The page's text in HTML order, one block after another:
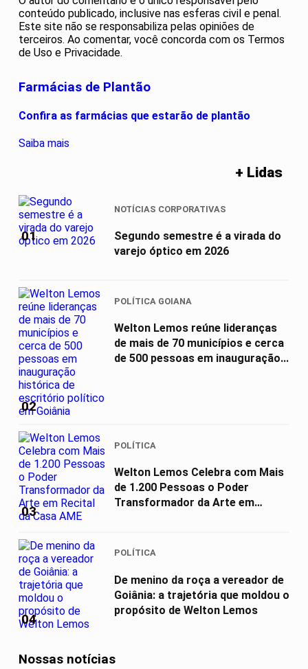
conteúdo publicado, inclusive nas esferas civil e penal.
Este site não se responsabiliza pelas opiniões de
terceiros. Ao comentar, você concorda com os Termos
de Uso e Privacidade.
Farmácias de Plantão
Confira as farmácias que estarão de plantão
Saiba mais
+ Lidas
01
NOTÍCIAS CORPORATIVAS
Segundo semestre é a virada do
varejo óptico em 2026
02
POLÍTICA GOIANA
Welton Lemos reúne lideranças
de mais de 70 municípios e cerca
de 500 pessoas em inauguração...
03
POLÍTICA
Welton Lemos Celebra com Mais
de 1.200 Pessoas o Poder
Transformador da Arte em
04
POLÍTICA
De menino da roça a vereador de
Goiânia: a trajetória que moldou o
propósito de Welton Lemos
Nossas notícias